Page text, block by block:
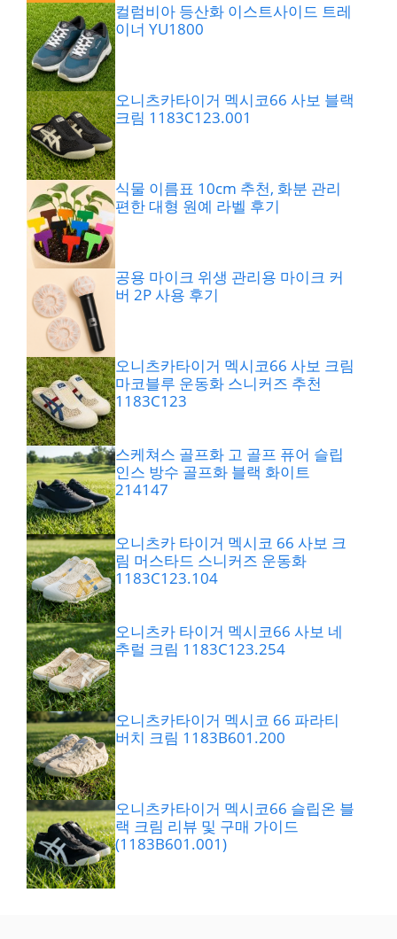
컬럼비아 등산화 이스트사이드 트레
이너 YU1800
오니츠카타이거 멕시코66 사보 블랙
크림 1183C123.001
식물 이름표 10cm 추천, 화분 관리
편한 대형 원예 라벨 후기
공용 마이크 위생 관리용 마이크 커
버 2P 사용 후기
오니츠카타이거 멕시코66 사보 크림
마코블루 운동화 스니커즈 추천
1183C123
스케쳐스 골프화 고 골프 퓨어 슬립
인스 방수 골프화 블랙 화이트
214147
오니츠카 타이거 멕시코 66 사보 크
림 머스타드 스니커즈 운동화
1183C123.104
오니츠카 타이거 멕시코66 사보 네
추럴 크림 1183C123.254
오니츠카타이거 멕시코 66 파라티
버치 크림 1183B601.200
오니츠카타이거 멕시코66 슬립온 블
랙 크림 리뷰 및 구매 가이드
(1183B601.001)